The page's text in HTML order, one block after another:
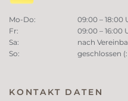
Mo-Do:
09:00 – 18:00
Fr:
09:00 – 16:00
Sa:
nach
So:
geschlossen (:
KONTAKT DATEN